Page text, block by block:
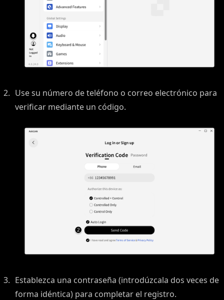
Use su número de teléfono o correo electrónico para
verificar mediante un código.
Establezca una contraseña (introdúzcala dos veces de
forma idéntica) para completar el registro.